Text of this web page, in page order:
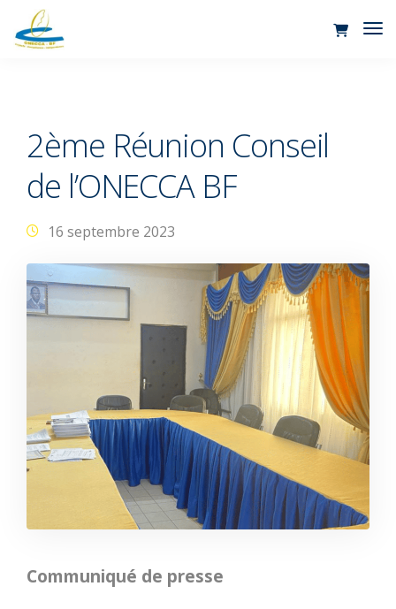
2ème Réunion Conseil
de l’ONECCA BF
16 septembre 2023
Communiqué de presse